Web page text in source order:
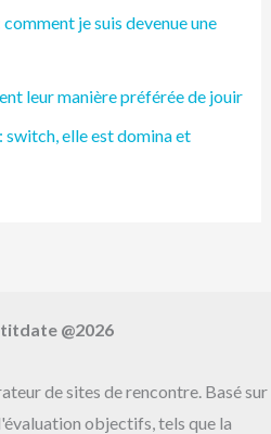
je suis devenue une
leur manière préférée de jouir
switch, elle est domina et
@2026
de sites de rencontre. Basé sur
objectifs, tels que la